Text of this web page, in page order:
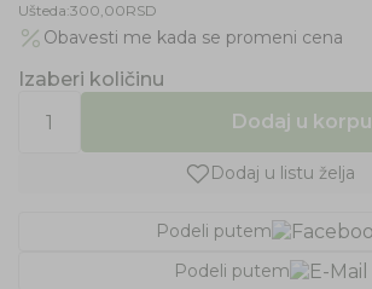
Ušteda:300,00RSD
Obavesti me kada se promeni cena
Izaberi količinu
Dodaj u korpu
Dodaj u listu želja
Podeli putem
Podeli putem